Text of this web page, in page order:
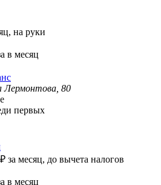
на руки
в месяц
Лермонтова, 80
первых
₽ за месяц, до вычета налогов
в месяц